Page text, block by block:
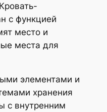
с функцией
место и
места для
элементами и
хранения
с внутренним